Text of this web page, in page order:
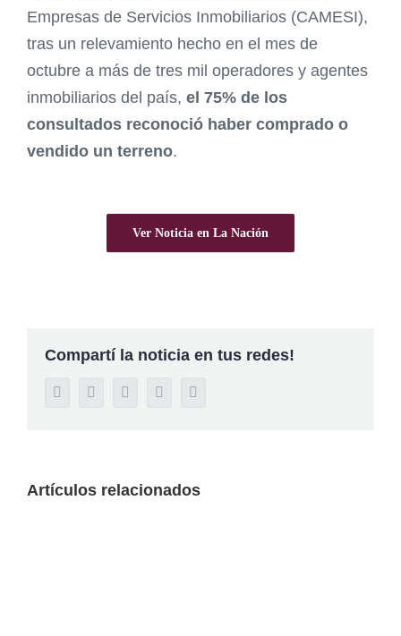
Empresas de Servicios Inmobiliarios (CAMESI),
tras un relevamiento hecho en el mes de
octubre a más de tres mil operadores y agentes
inmobiliarios del país, el 75% de los
consultados reconoció haber comprado o
vendido un terreno.
Ver Noticia en La Nación
Compartí la noticia en tus redes!
FacebookTwitter LinkedInWhatsApp
Artículos relacionados